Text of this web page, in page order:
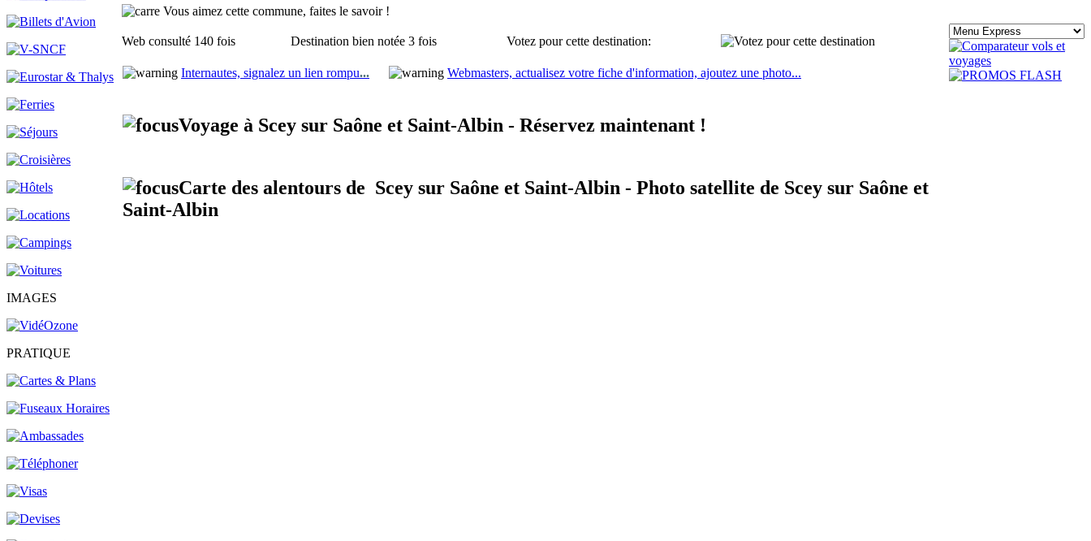
IMAGES
PRATIQUE
Vous aimez cette commune, faites le savoir !
Web consulté 140 fois Destination bien notée 3 fois Votez pour cette destination:
Internautes, signalez un lien rompu... Webmasters, actualisez votre fiche d'information, ajoutez une photo...
Voyage à Scey sur Saône et Saint-Albin - Réservez maintenant !
Carte des alentours de Scey sur Saône et Saint-Albin - Photo satellite de Scey sur Saône et
Saint-Albin